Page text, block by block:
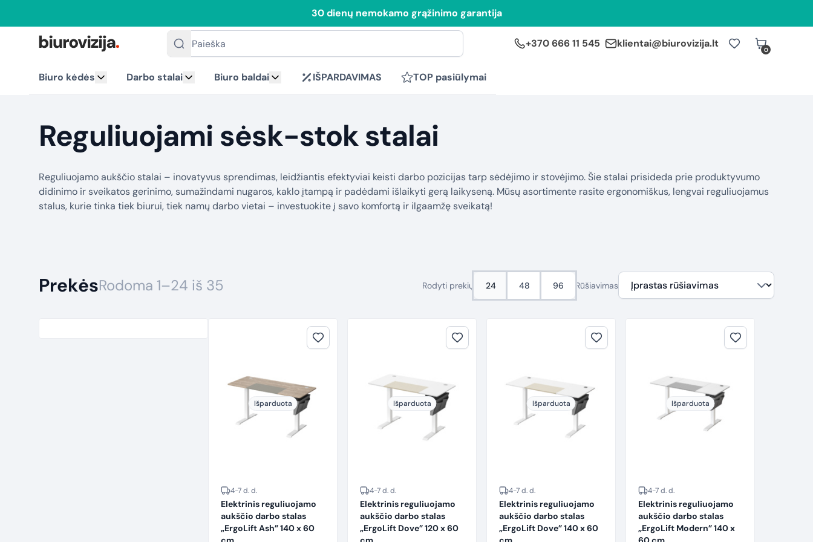
30 dienų nemokamo grąžinimo garantija
Paieška
+370 666 11 545 klientai@biurovizija.lt 0
Biuro kėdės Darbo stalai Biuro baldai IŠPARDAVIMAS TOP pasiūlymai
Reguliuojami sėsk-stok stalai
Reguliuojamo aukščio stalai – inovatyvus sprendimas, leidžiantis efektyviai keisti darbo pozicijas tarp sėdėjimo ir stovėjimo. Šie stalai prisideda prie produktyvumo
didinimo ir sveikatos gerinimo, sumažindami nugaros, kaklo įtampą ir padėdami išlaikyti gerą laikyseną. Mūsų asortimente rasite ergonomiškus, lengvai reguliuojamus
stalus, kurie tinka tiek biurui, tiek namų darbo vietai – investuokite į savo komfortą ir ilgaamžę sveikatą!
PrekėsRodoma 1–24 iš 35 Rodyti prekių 24 48 96 Rūšiavimas
Išparduota
4-7 d. d.
Elektrinis reguliuojamo
aukščio darbo stalas
„ErgoLift Ash” 140 x 60
Išparduota
4-7 d. d.
Elektrinis reguliuojamo
aukščio darbo stalas
„ErgoLift Dove” 120 x 60
Išparduota
4-7 d. d.
Elektrinis reguliuojamo
aukščio darbo stalas
„ErgoLift Dove” 140 x 60
Išparduota
4-7 d. d.
Elektrinis reguliuojamo
aukščio darbo stalas
„ErgoLift Modern” 140 x